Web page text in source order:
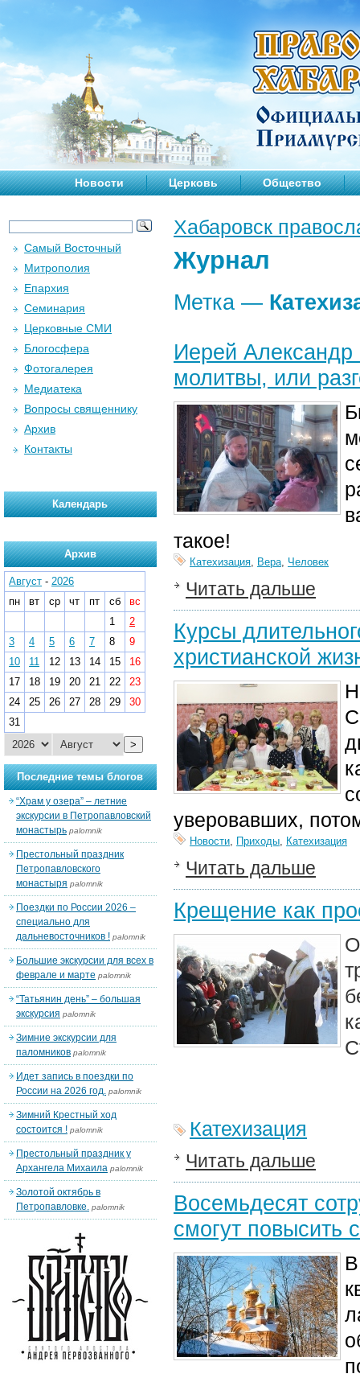
Новости Церковь Общество
Хабаровск
Журнал
Метка —
Иерей Александр
молитвы, или
такое!
Катехизация, Вера, Человек
Читать дальше
Курсы
христианской
уверовавших,
Новости, Приходы, Катехизация
Читать дальше
Крещение как
Катехизация
Читать дальше
Восемьдесят
смогут повысить
Самый Восточный
Митрополия
Епархия
Семинария
Церковные СМИ
Блогосфера
Фотогалерея
Медиатека
Вопросы священнику
Архив
Контакты
Календарь
Архив
Август - 2026
пн
вт ср чт пт сб
вс
1
2
3
4 5 6 7 8
9
10
11 12 13 14 15
16
17
18 19 20 21 22
23
24
25 26 27 28 29
30
31
>
Последние темы блогов
“Храм у озера” – летние
экскурсии в Петропавловский
монастырь palomnik
Престольный праздник
Петропавловского
монастыря palomnik
Поездки по России 2026 –
специально для
дальневосточников ! palomnik
Большие экскурсии для всех в
феврале и марте palomnik
“Татьянин день” – большая
экскурсия palomnik
Зимние экскурсии для
паломников palomnik
Идет запись в поездки по
России на 2026 год. palomnik
Зимний Крестный ход
состоится ! palomnik
Престольный праздник у
Архангела Михаила palomnik
Золотой октябрь в
Петропавловке. palomnik